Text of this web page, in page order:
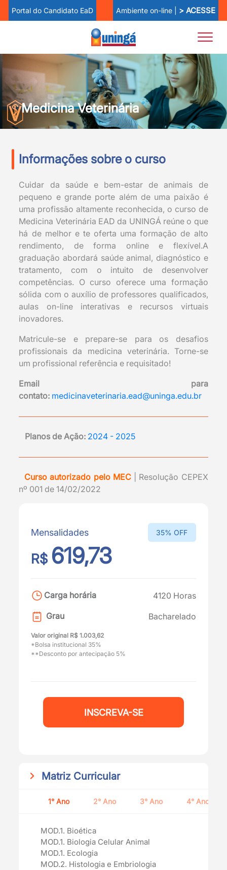
Portal do Candidato EaD Ambiente on-line | > ACESSE
Medicina Veterinária
Informações sobre o curso
Cuidar da saúde e bem-estar de animais de
pequeno e grande porte além de uma paixão é
uma profissão altamente reconhecida, o curso de
Medicina Veterinária EAD da UNINGÁ reúne o que
há de melhor e te oferta uma formação de alto
rendimento, de forma online e flexível.A
graduação abordará saúde animal, diagnóstico e
tratamento, com o intuito de desenvolver
competências. O curso oferece uma formação
sólida com o auxílio de professores qualificados,
aulas on-line interativas e recursos virtuais
inovadores.
Matricule-se e prepare-se para os desafios
profissionais da medicina veterinária. Torne-se
um profissional referência e requisitado!
Email para
contato: medicinaveterinaria.ead@uninga.edu.br
Planos de Ação: 2024 - 2025
Curso autorizado pelo MEC
| Resolução CEPEX
nº 001 de 14/02/2022
Mensalidades
R$ 619,73
35% OFF
Carga horária 4120 Horas
Grau Bacharelado
Valor original R$ 1.003,62
*Bolsa institucional 35%
**Desconto por antecipação 5%
INSCREVA-SE
Matriz Curricular
1° Ano 2° Ano 3° Ano 4° Ano
MOD.1. Bioética
MOD.1. Biologia Celular Animal
MOD.1. Ecologia
MOD.2. Histologia e Embriologia